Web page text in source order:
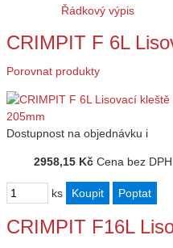
Řádkový výpis
CRIMPIT F 6L
Porovnat produkty
Dostupnost na objednávku i
2958,15 Kč Cena bez DPH
ks
CRIMPIT F16L